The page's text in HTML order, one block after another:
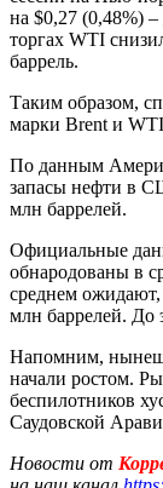
на $0,27 (0,48%)
торгах WTI
баррель.
Таким образом,
марки Brent и WTI
По данным
запасы нефти в
млн баррелей.
Официальные
обнародованы в
среднем
млн баррелей. До
Напомним,
начали ростом.
беспилотников
Саудовской
Новости от